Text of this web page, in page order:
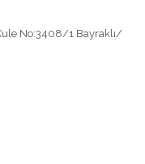
No:3408/1 Bayraklı/